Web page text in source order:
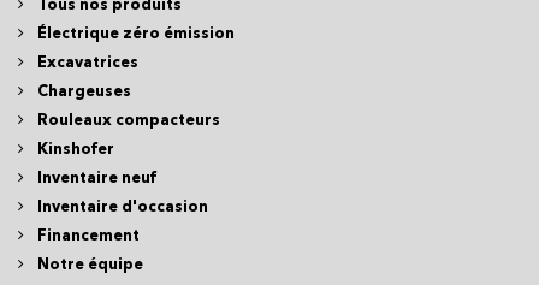
Tous nos produits
Électrique zéro émission
Excavatrices
Chargeuses
Rouleaux compacteurs
Kinshofer
Inventaire neuf
Inventaire d'occasion
Financement
Notre équipe